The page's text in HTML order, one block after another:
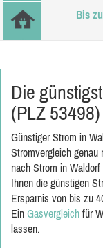
Bis
Die
(PLZ 53498)
Günstiger Strom in
Stromvergleich genau
nach Strom in
Ihnen die günstigen
Ersparnis von bis zu
Ein Gasvergleich für
lassen.